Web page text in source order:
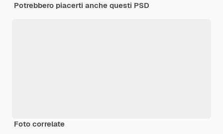
Potrebbero piacerti anche questi PSD
Foto correlate